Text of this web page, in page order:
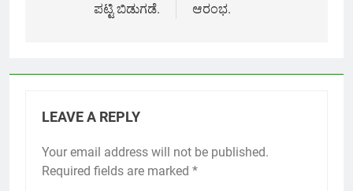
ಪಟ್ಟಿ ಬಿಡುಗಡೆ.
ಆರಂಭ.
LEAVE A REPLY
Your email address will not be published.
Required fields are marked *